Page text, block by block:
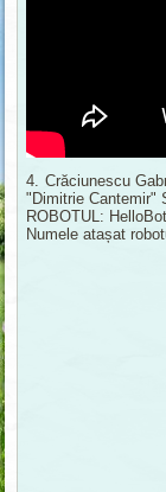
4. Crăciunescu
"Dimitrie Cantemir"
ROBOTUL:
Numele atașat